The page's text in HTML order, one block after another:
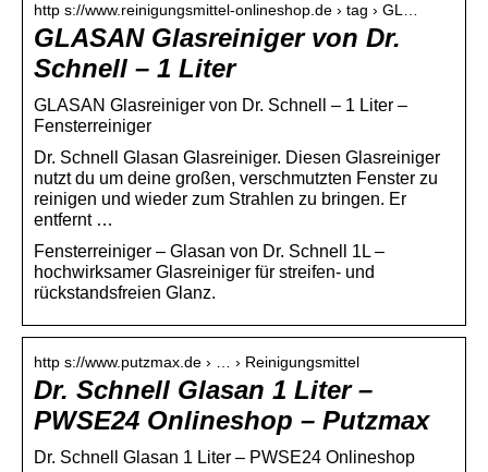
http s://www.reinigungsmittel-onlineshop.de › tag › GL…
GLASAN Glasreiniger von Dr.
Schnell – 1 Liter
GLASAN Glasreiniger von Dr. Schnell – 1 Liter –
Fensterreiniger
Dr. Schnell Glasan Glasreiniger. Diesen Glasreiniger
nutzt du um deine großen, verschmutzten Fenster zu
reinigen und wieder zum Strahlen zu bringen. Er
entfernt …
Fensterreiniger – Glasan von Dr. Schnell 1L –
hochwirksamer Glasreiniger für streifen- und
rückstandsfreien Glanz.
http s://www.putzmax.de › … › Reinigungsmittel
Dr. Schnell Glasan 1 Liter –
PWSE24 Onlineshop – Putzmax
Dr. Schnell Glasan 1 Liter – PWSE24 Onlineshop